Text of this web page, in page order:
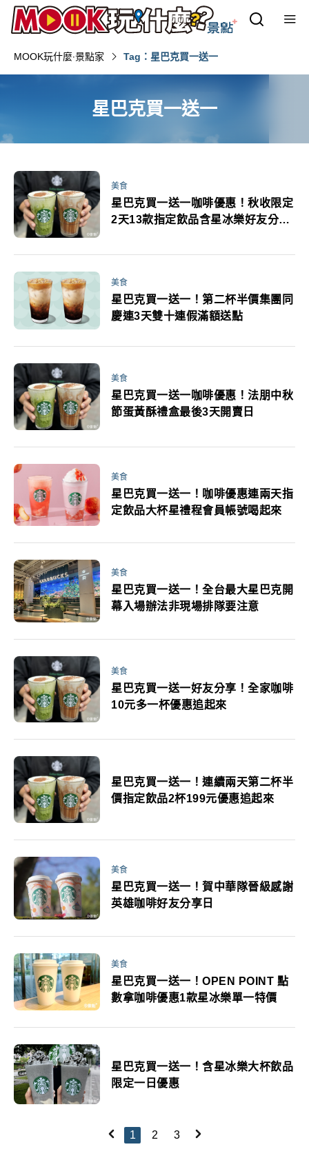
MOOK玩什麼‧景點家 Tag：星巴克買一送一
星巴克買一送一
美食
星巴克買一送一咖啡優惠！秋收限定
2天13款指定飲品含星冰樂好友分享
美食
星巴克買一送一！第二杯半價集團同
慶連3天雙十連假滿額送點
美食
星巴克買一送一咖啡優惠！法朋中秋
節蛋黃酥禮盒最後3天開賣日
美食
星巴克買一送一！咖啡優惠連兩天指
定飲品大杯星禮程會員帳號喝起來
美食
星巴克買一送一！全台最大星巴克開
幕入場辦法非現場排隊要注意
美食
星巴克買一送一好友分享！全家咖啡
10元多一杯優惠追起來
星巴克買一送一！連續兩天第二杯半
價指定飲品2杯199元優惠追起來
美食
星巴克買一送一！賀中華隊晉級感謝
英雄咖啡好友分享日
美食
星巴克買一送一！OPEN POINT 點
數拿咖啡優惠1款星冰樂單一特價
星巴克買一送一！含星冰樂大杯飲品
限定一日優惠
1 2 3